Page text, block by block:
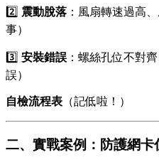
2️⃣ 震動脫落 ：風扇轉速過高
事）
3️⃣ 安裝錯誤 ：螺絲孔位不對
誤）
自檢流程表 （記低啦！）
二、實戰案例：防護網卡